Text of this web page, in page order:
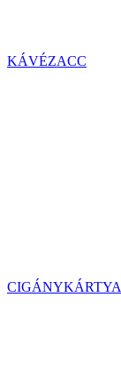
KÁVÉZACC
CIGÁNYKÁRTYA